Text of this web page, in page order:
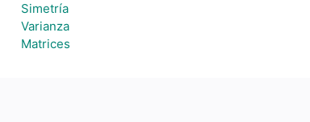
Simetría
Varianza
Matrices